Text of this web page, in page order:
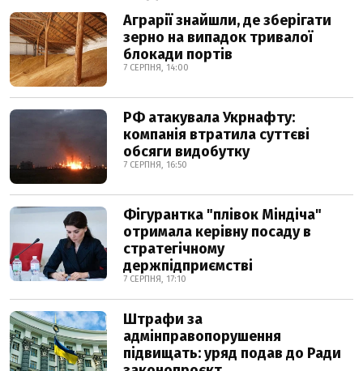
Аграрії знайшли, де зберігати
зерно на випадок тривалої
блокади портів
7 СЕРПНЯ, 14:00
РФ атакувала Укрнафту:
компанія втратила суттєві
обсяги видобутку
7 СЕРПНЯ, 16:50
Фігурантка "плівок Міндіча"
отримала керівну посаду в
стратегічному
держпідприємстві
7 СЕРПНЯ, 17:10
Штрафи за
адмінправопорушення
підвищать: уряд подав до Ради